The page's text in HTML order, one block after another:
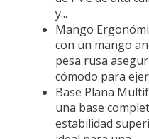
y...
Mango
con un mango
pesa rusa
cómodo para
Base Plana
una base
estabilidad